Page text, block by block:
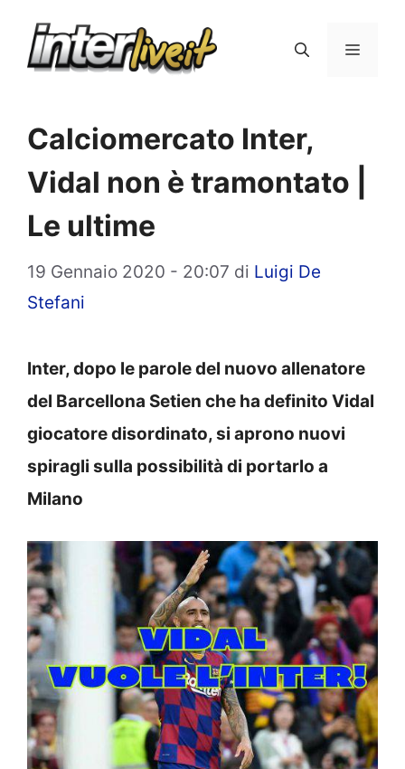
Menu
Calciomercato Inter,
Vidal non è tramontato |
Le ultime
19 Gennaio 2020 - 20:07 di Luigi De
Stefani
Inter, dopo le parole del nuovo allenatore
del Barcellona Setien che ha definito Vidal
giocatore disordinato, si aprono nuovi
spiragli sulla possibilità di portarlo a
Milano